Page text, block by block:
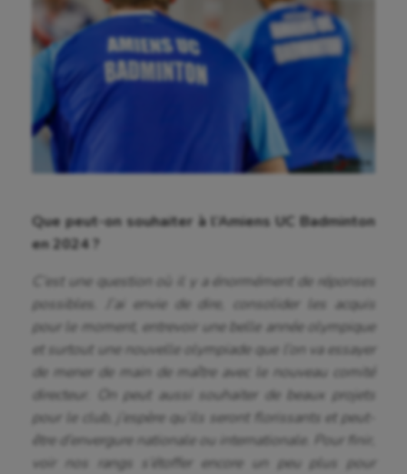
Que peut-on souhaiter à l’Amiens UC Badminton
en 2024 ?
C’est une question où il y a énormément de réponses
possibles. J’ai envie de dire, consolider les acquis
pour le moment, entrevoir une belle année olympique
et surtout une nouvelle olympiade que l’on va essayer
de mener de main de maître avec le nouveau comité
directeur. On peut aussi souhaiter de beaux projets
pour le club, j’espère qu’ils seront florissants et peut-
être d’envergure nationale ou internationale. Pour finir,
voir nos rangs s’étoffer encore un peu plus pour